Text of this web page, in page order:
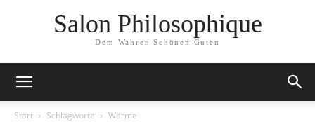
Salon Philosophique
Dem Wahren Schönen Guten
Start Schlagworte Wärme